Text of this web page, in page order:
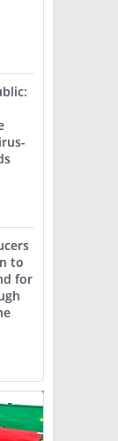
to
for